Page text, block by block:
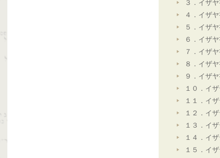
３．イザ
４．イザ
５．イザ
６．イザ
７．イザ
８．イザ
９．イザ
１０．イ
１１．イ
１２．イ
１３．イ
１４．イ
１５．イ